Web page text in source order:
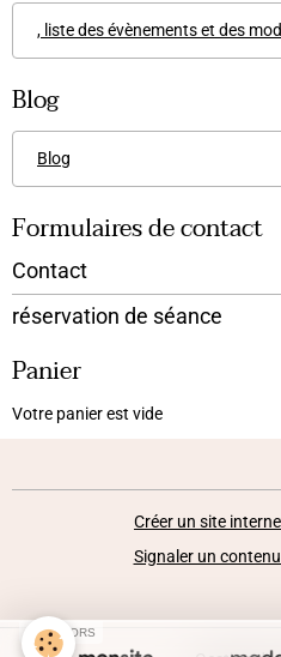
, liste des évènements et des
Blog
Blog
Formulaires de contact
Contact
réservation de séance
Panier
Votre panier est vide
Créer un site
Signaler un
SPONSORS